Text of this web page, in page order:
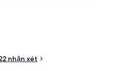
dịch vụ giao thông công cộng chỉ
St & Van Ness Ave vài
St 2 phút.
nhận xét